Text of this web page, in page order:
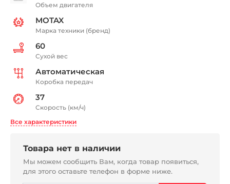
Объем двигателя
MOTAX
Марка техники (бренд)
60
Сухой вес
Автоматическая
Коробка передач
37
Скорость (км/ч)
Все характеристики
Товара нет в наличии
Мы можем сообщить Вам, когда товар появиться,
для этого оставьте телефон в форме ниже.